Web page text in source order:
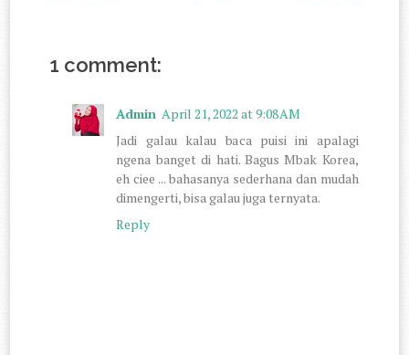
1 comment:
Admin April 21, 2022 at 9:08 AM
Jadi galau kalau baca puisi ini apalagi
ngena banget di hati. Bagus Mbak Korea,
eh ciee ... bahasanya sederhana dan mudah
dimengerti, bisa galau juga ternyata.
Reply